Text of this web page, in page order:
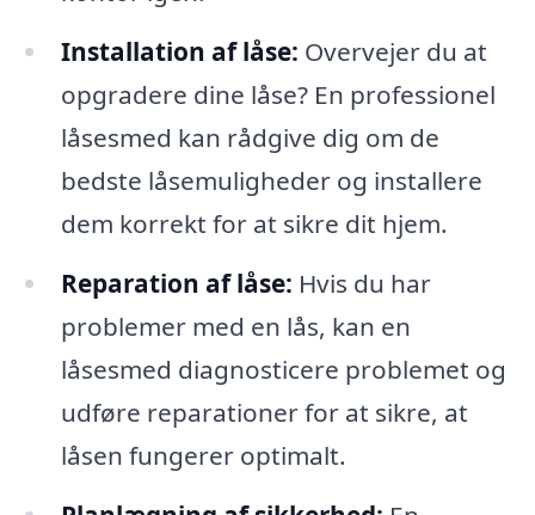
Installation af låse: Overvejer du at
opgradere dine låse? En professionel
låsesmed kan rådgive dig om de
bedste låsemuligheder og installere
dem korrekt for at sikre dit hjem.
Reparation af låse: Hvis du har
problemer med en lås, kan en
låsesmed diagnosticere problemet og
udføre reparationer for at sikre, at
låsen fungerer optimalt.